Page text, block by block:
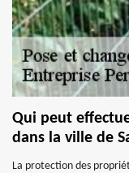
Qui peut
dans la ville de
La protection des